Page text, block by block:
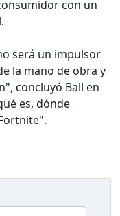
con un
será un impulsor
la mano de obra y
concluyó Ball en
es, dónde